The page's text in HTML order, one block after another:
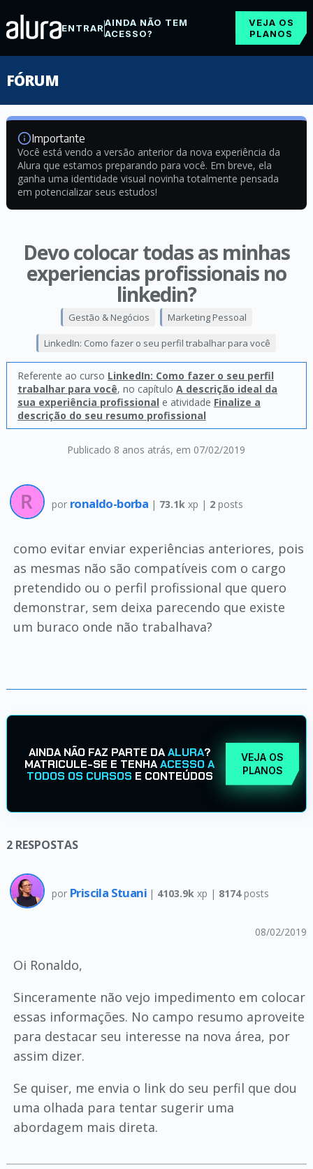
ENTRARAINDA NÃO TEM
ACESSO?
VEJA OS
PLANOS
FÓRUM
Importante
Você está vendo a versão anterior da nova experiência da
Alura que estamos preparando para você. Em breve, ela
ganha uma identidade visual novinha totalmente pensada
em potencializar seus estudos!
Devo colocar todas as minhas
experiencias profissionais no
linkedin?
Publicado 8 anos atrás, em 07/02/2019
Gestão & Negócios Marketing Pessoal
LinkedIn: Como fazer o seu perfil trabalhar para você
Referente ao curso LinkedIn: Como fazer o seu perfil
trabalhar para você, no capítulo A descrição ideal da
sua experiência profissional e atividade Finalize a
descrição do seu resumo profissional
por ronaldo-borba | 73.1k xp | 2posts
como evitar enviar experiências anteriores, pois
as mesmas não são compatíveis com o cargo
pretendido ou o perfil profissional que quero
demonstrar, sem deixa parecendo que existe
um buraco onde não trabalhava?
AINDA NÃO FAZ PARTE DAALURA?
MATRICULE-SE E TENHAACESSO A
TODOS OS CURSOS E CONTEÚDOS
VEJA OS
PLANOS
2 RESPOSTAS
por Priscila Stuani | 4103.9k xp | 8174posts
08/02/2019
Oi Ronaldo,
Sinceramente não vejo impedimento em colocar
essas informações. No campo resumo aproveite
para destacar seu interesse na nova área, por
assim dizer.
Se quiser, me envia o link do seu perfil que dou
uma olhada para tentar sugerir uma
abordagem mais direta.